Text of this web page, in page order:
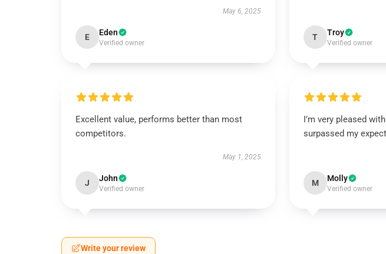
May 6, 2025
E Eden
Verified owner
T Troy
Verified owner
Excellent value, performs better than most
competitors.
May 1, 2025
J John
Verified owner
I’m very pleased
surpassed my
M Molly
Verified owner
Write your review